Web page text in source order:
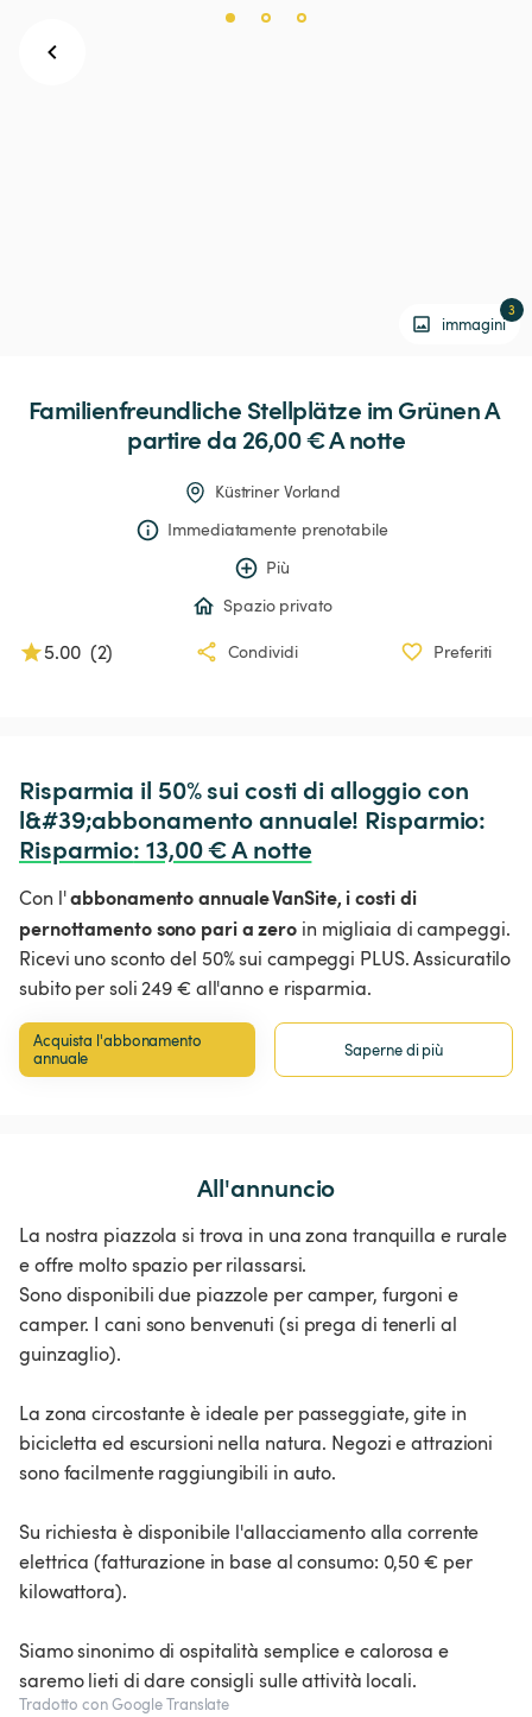
immagini
3
Familienfreundliche Stellplätze im Grünen A
partire da 26,00 € A notte
Küstriner Vorland
Immediatamente prenotabile
Più
Spazio privato
5.00 (2) Condividi Preferiti
Risparmia il 50% sui costi di alloggio con
l&#39;abbonamento annuale! Risparmio:
Risparmio: 13,00 € A notte
Con l'abbonamento annuale VanSite, i costi di
pernottamento sono pari a zero in migliaia di campeggi.
Ricevi uno sconto del 50% sui campeggi PLUS. Assicuratilo
subito per soli 249 € all'anno e risparmia.
Acquista l'abbonamento
annuale
Saperne di più
All'annuncio
La nostra piazzola si trova in una zona tranquilla e rurale
e offre molto spazio per rilassarsi.
Sono disponibili due piazzole per camper, furgoni e
camper. I cani sono benvenuti (si prega di tenerli al
guinzaglio).
La zona circostante è ideale per passeggiate, gite in
bicicletta ed escursioni nella natura. Negozi e attrazioni
sono facilmente raggiungibili in auto.
Su richiesta è disponibile l'allacciamento alla corrente
elettrica (fatturazione in base al consumo: 0,50 € per
kilowattora).
Siamo sinonimo di ospitalità semplice e calorosa e
saremo lieti di dare consigli sulle attività locali.
Tradotto con Google Translate